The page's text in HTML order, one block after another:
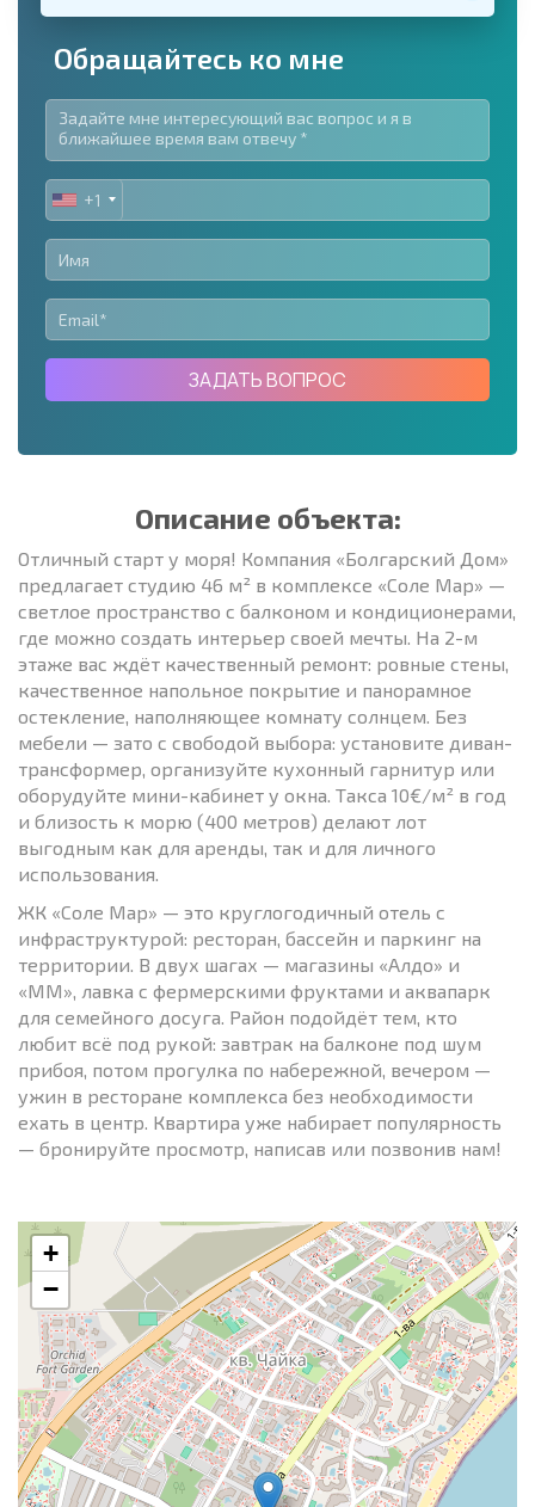
Обращайтесь ко мне
UNITED
STATES
+1
+1
ЗАДАТЬ ВОПРОС
Описание объекта:
Отличный старт у моря! Компания «Болгарский Дом»
предлагает студию 46 м² в комплексе «Соле Мар» —
светлое пространство с балконом и кондиционерами,
где можно создать интерьер своей мечты. На 2-м
этаже вас ждёт качественный ремонт: ровные стены,
качественное напольное покрытие и панорамное
остекление, наполняющее комнату солнцем. Без
мебели — зато с свободой выбора: установите диван-
трансформер, организуйте кухонный гарнитур или
оборудуйте мини-кабинет у окна. Такса 10€/м² в год
и близость к морю (400 метров) делают лот
выгодным как для аренды, так и для личного
использования.
ЖК «Соле Мар» — это круглогодичный отель с
инфраструктурой: ресторан, бассейн и паркинг на
территории. В двух шагах — магазины «Алдо» и
«ММ», лавка с фермерскими фруктами и аквапарк
для семейного досуга. Район подойдёт тем, кто
любит всё под рукой: завтрак на балконе под шум
прибоя, потом прогулка по набережной, вечером —
ужин в ресторане комплекса без необходимости
ехать в центр. Квартира уже набирает популярность
— бронируйте просмотр, написав или позвонив нам!
+
−